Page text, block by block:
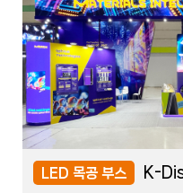
LED 블럭 부스 레이
LED 목공 부스 K-
LED 블럭 부스 레이
LED 목공 부스 K-